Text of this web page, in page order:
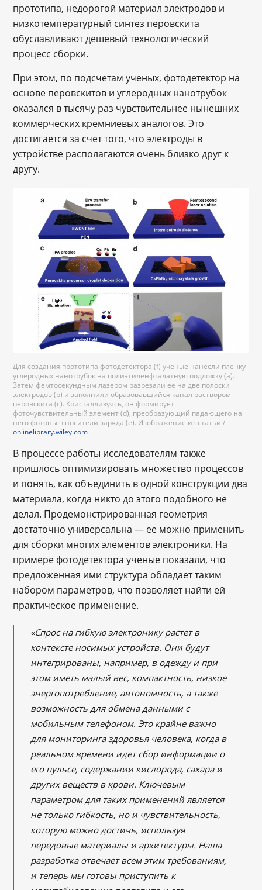
прототипа, недорогой материал электродов и
низкотемпературный синтез перовскита
обуславливают дешевый технологический
процесс сборки.
При этом, по подсчетам ученых, фотодетектор на
основе перовскитов и углеродных нанотрубок
оказался в тысячу раз чувствительнее нынешних
коммерческих кремниевых аналогов. Это
достигается за счет того, что электроды в
устройстве располагаются очень близко друг к
другу.
Для создания прототипа фотодетектора (f) ученые нанесли пленку
углеродных нанотрубок на полиэтиленфталатную подложку (a).
Затем фемтосекундным лазером разрезали ее на две полоски
электродов (b) и заполнили образовавшийся канал раствором
перовскита (c). Кристаллизуясь, он формирует
фоточувствительный элемент (d), преобразующий падающего на
него фотоны в носители заряда (e). Изображение из статьи /
onlinelibrary.wiley.com
В процессе работы исследователям также
пришлось оптимизировать множество процессов
и понять, как объединить в одной конструкции два
материала, когда никто до этого подобного не
делал. Продемонстрированная геометрия
достаточно универсальна — ее можно применить
для сборки многих элементов электроники. На
примере фотодетектора ученые показали, что
предложенная ими структура обладает таким
набором параметров, что позволяет найти ей
практическое применение.
«Спрос на гибкую электронику растет в
контексте носимых устройств. Они будут
интегрированы, например, в одежду и при
этом иметь малый вес, компактность, низкое
энергопотребление, автономность, а также
возможность для обмена данными с
мобильным телефоном. Это крайне важно
для мониторинга здоровья человека, когда в
реальном времени идет сбор информации о
его пульсе, содержании кислорода, сахара и
других веществ в крови. Ключевым
параметром для таких применений является
не только гибкость, но и чувствительность,
которую можно достичь, используя
передовые материалы и архитектуры. Наша
разработка отвечает всем этим требованиям,
и теперь мы готовы приступить к